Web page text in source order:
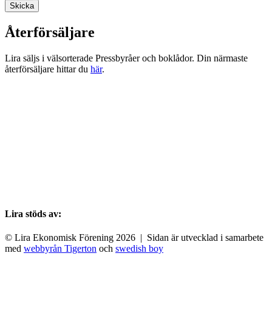
Återförsäljare
Lira säljs i välsorterade Pressbyråer och boklådor. Din närmaste
återförsäljare hittar du här.
Lira stöds av:
© Lira Ekonomisk Förening 2026 | Sidan är utvecklad i samarbete
med webbyrån Tigerton och swedish boy